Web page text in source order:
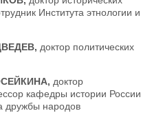
Института этнологии и
доктор политических
доктор
кафедры истории России
дружбы народов